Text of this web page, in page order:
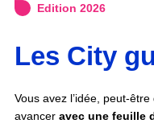
Edition 2026
Les City
Vous avez l’idée, peut-
avancer avec une feuille